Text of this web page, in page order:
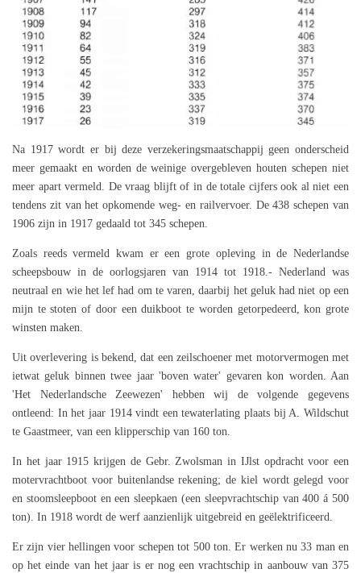
Na 1917 wordt er bij deze verzekeringsmaatschappij geen onderscheid
meer gemaakt en worden de weinige overgebleven houten schepen niet
meer apart vermeld. De vraag blijft of in de totale cijfers ook al niet een
tendens zit van het opkomende weg- en railvervoer. De 438 schepen van
1906 zijn in 1917 gedaald tot 345 schepen.
Zoals reeds vermeld kwam er een grote opleving in de Nederlandse
scheepsbouw in de oorlogsjaren van 1914 tot 1918.- Nederland was
neutraal en wie het lef had om te varen, daarbij het geluk had niet op een
mijn te stoten of door een duikboot te worden getorpedeerd, kon grote
winsten maken.
Uit overlevering is bekend, dat een zeilschoener met motorvermogen met
ietwat geluk binnen twee jaar 'boven water' gevaren kon worden. Aan
'Het Nederlandsche Zeewezen' hebben wij de volgende gegevens
ontleend: In het jaar 1914 vindt een tewaterlating plaats bij A. Wildschut
te Gaastmeer, van een klipperschip van 160 ton.
In het jaar 1915 krijgen de Gebr. Zwolsman in IJlst opdracht voor een
motervrachtboot voor buitenlandse rekening; de kiel wordt gelegd voor
en stoomsleepboot en een sleepkaen (een sleepvrachtschip van 400 á 500
ton). In 1918 wordt de werf aanzienlijk uitgebreid en geëlektrificeerd.
Er zijn vier hellingen voor schepen tot 500 ton. Er werken nu 33 man en
op het einde van het jaar is er nog een vrachtschip in aanbouw van 375